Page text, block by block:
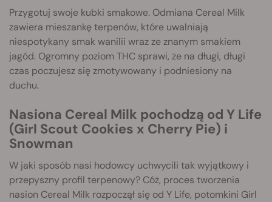
Przygotuj swoje kubki smakowe. Odmiana Cereal Milk
zawiera mieszankę terpenów, które uwalniają
niespotykany smak wanilii wraz ze znanym smakiem
jagód. Ogromny poziom THC sprawi, że na długi, długi
czas poczujesz się zmotywowany i podniesiony na
duchu.
Nasiona Cereal Milk pochodzą od Y Life
(Girl Scout Cookies x Cherry Pie) i
Snowman
W jaki sposób nasi hodowcy uchwycili tak wyjątkowy i
przepyszny profil terpenowy? Cóż, proces tworzenia
nasion Cereal Milk rozpoczął się od Y Life, potomkini Girl